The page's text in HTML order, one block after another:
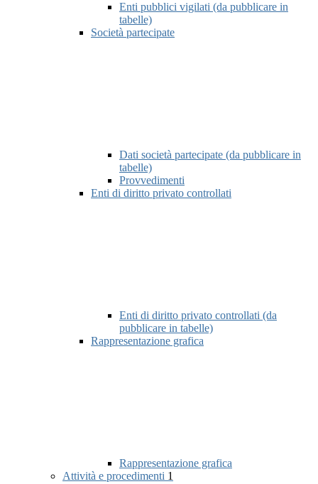
Enti pubblici vigilati (da pubblicare in
tabelle)
Società partecipate
Dati società partecipate (da pubblicare in
tabelle)
Provvedimenti
Enti di diritto privato controllati
Enti di diritto privato controllati (da
pubblicare in tabelle)
Rappresentazione grafica
Rappresentazione grafica
Attività e procedimenti 1